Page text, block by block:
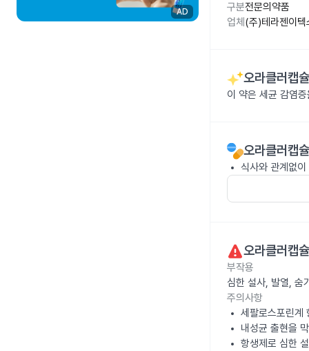
AD
구분전문의약품
업체 (주)테라젠이텍
오라클러캡
이 약은 세균 감염
오라클러캡
식사와 관계없
오라클러캡
부작용
심한 설사, 발열, 숨
주의사항
세팔로스포린계
내성균 출현을
항생제로 심한